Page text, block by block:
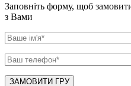
Заповніть форму, щоб
з Вами